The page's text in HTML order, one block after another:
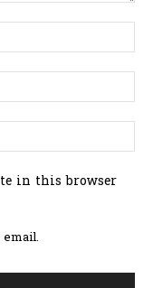
in this browser